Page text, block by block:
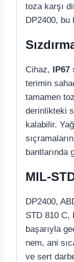
toza karşı
DP2400, bu
Cihaz, IP67
terimin
tamamen
derinlikteki
kalabilir.
bantlarında
MIL-
DP2400,
STD 810 C,
başarıyla
nem, ani
ve sert